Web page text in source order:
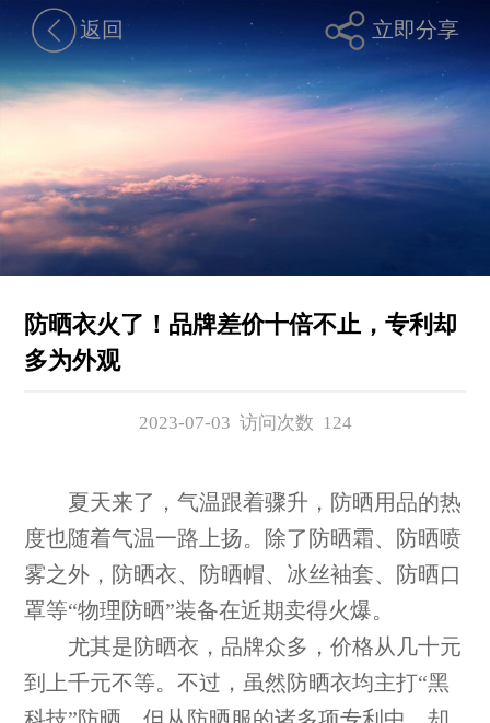
返回 立即分享
防晒衣火了！品牌差价十倍不止，专利却
多为外观
2023-07-03 访问次数 124
夏天来了，气温跟着骤升，防晒用品的热
度也随着气温一路上扬。除了防晒霜、防晒喷
雾之外，防晒衣、防晒帽、冰丝袖套、防晒口
罩等“物理防晒”装备在近期卖得火爆。
尤其是防晒衣，品牌众多，价格从几十元
到上千元不等。不过，虽然防晒衣均主打“黑